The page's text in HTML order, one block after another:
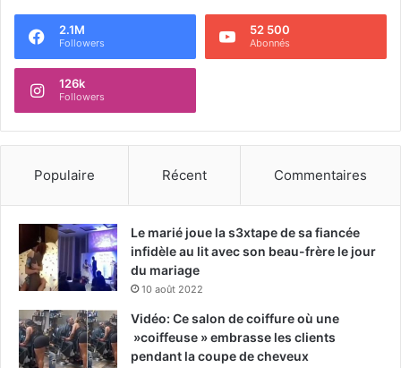
2.1M
Followers
52 500
Abonnés
126k
Followers
Populaire Récent Commentaires
Le marié joue la s3xtape de sa fiancée
infidèle au lit avec son beau-frère le jour
du mariage
10 août 2022
Vidéo: Ce salon de coiffure où une
»coiffeuse » embrasse les clients
pendant la coupe de cheveux